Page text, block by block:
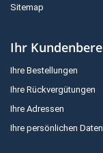
Sitemap
Ihr
Ihre Bestellungen
Ihre Rückvergütungen
Ihre Adressen
Ihre persönlichen Daten